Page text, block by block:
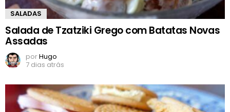
SALADAS
Salada de Tzatziki Grego com Batatas Novas
Assadas
porHugo
7 dias atrás